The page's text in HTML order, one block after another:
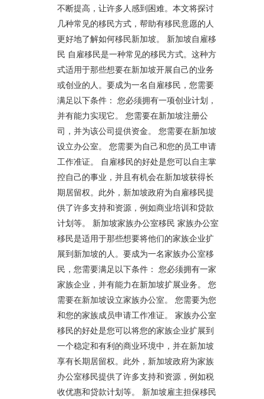
不断提高，让许多人感到困难。本文将探讨
几种常见的移民方式，帮助有移民意愿的人
更好地了解如何移民新加坡。 新加坡自雇移
民 自雇移民是一种常见的移民方式。这种方
式适用于那些想要在新加坡开展自己的业务
或创业的人。要成为一名自雇移民，您需要
满足以下条件： 您必须拥有一项创业计划，
并有能力实现它。 您需要在新加坡注册公
司，并为该公司提供资金。 您需要在新加坡
设立办公室。 您需要为自己和您的员工申请
工作准证。 自雇移民的好处是您可以自主掌
控自己的事业，并且有机会在新加坡获得长
期居留权。此外，新加坡政府为自雇移民提
供了许多支持和资源，例如商业培训和贷款
计划等。 新加坡家族办公室移民 家族办公室
移民是适用于那些想要将他们的家族企业扩
展到新加坡的人。要成为一名家族办公室移
民，您需要满足以下条件： 您必须拥有一家
家族企业，并有能力在新加坡扩展业务。 您
需要在新加坡设立家族办公室。 您需要为您
和您的家族成员申请工作准证。 家族办公室
移民的好处是您可以将您的家族企业扩展到
一个稳定和有利的商业环境中，并在新加坡
享有长期居留权。此外，新加坡政府为家族
办公室移民提供了许多支持和资源，例如税
收优惠和贷款计划等。 新加坡雇主担保移民